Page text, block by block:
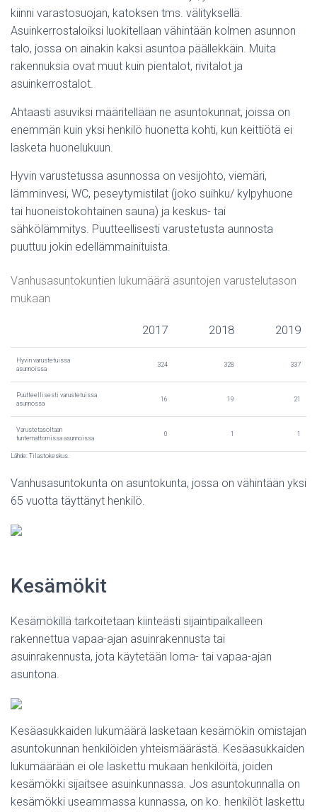
kiinni varastosuojan, katoksen tms. välityksellä.
Asuinkerrostaloiksi luokitellaan vähintään kolmen asunnon
talo, jossa on ainakin kaksi asuntoa päällekkäin. Muita
rakennuksia ovat muut kuin pientalot, rivitalot ja
asuinkerrostalot.
Ahtaasti asuviksi määritellään ne asuntokunnat, joissa on
enemmän kuin yksi henkilö huonetta kohti, kun keittiötä ei
lasketa huonelukuun.
Hyvin varustetussa asunnossa on vesijohto, viemäri,
lämminvesi, WC, peseytymistilat (joko suihku/ kylpyhuone
tai huoneistokohtainen sauna) ja keskus- tai
sähkölämmitys. Puutteellisesti varustetusta aunnosta
puuttuu jokin edellämmainituista.
Vanhusasuntokuntien lukumäärä asuntojen varustelutason
mukaan
2017 2018 2019
Hyvin varustetuissa
asunnoissa
324 328 337
Puutteellisesti varustetuissa
asunnossa
16 19 21
Varustetasoltaan
tuntemattomissa asunnoissa
0 1 1
Lähde: Tilastokeskus.
Vanhusasuntokunta on asuntokunta, jossa on vähintään yksi
65 vuotta täyttänyt henkilö.
Kesämökit
Kesämökillä tarkoitetaan kiinteästi sijaintipaikalleen
rakennettua vapaa-ajan asuinrakennusta tai
asuinrakennusta, jota käytetään loma- tai vapaa-ajan
asuntona.
Kesäasukkaiden lukumäärä lasketaan kesämökin omistajan
asuntokunnan henkilöiden yhteismäärästä. Kesäasukkaiden
lukumäärään ei ole laskettu mukaan henkilöitä, joiden
kesämökki sijaitsee asuinkunnassa. Jos asuntokunnalla on
kesämökki useammassa kunnassa, on ko. henkilöt laskettu